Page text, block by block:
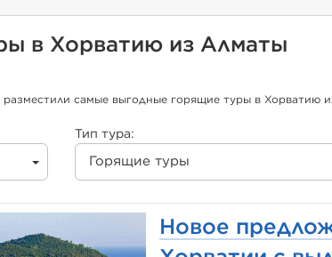
в Хорватию из Алматы
самые выгодные горящие туры в Хорватию
Тип тура:
Горящие туры
Новое